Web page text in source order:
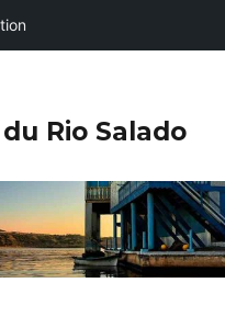
Rio Salado